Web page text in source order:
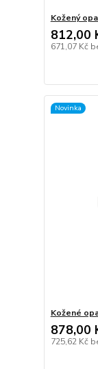
Kožený
812,00
671,07 Kč
Novinka
Kožené
878,00
725,62 Kč